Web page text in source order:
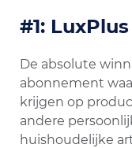
#1: LuxPlus
De absolute
abonnement
krijgen op
andere
huishoudelijke